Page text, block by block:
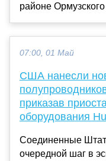
районе
07:00, 01 Май
США нанесли
приказав
оборудования
Соединенные
очередной шаг в